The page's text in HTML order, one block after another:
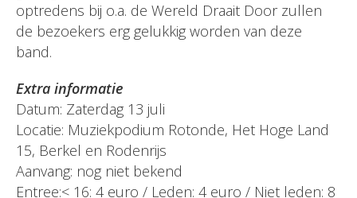
optredens bij o.a. de Wereld Draait Door zullen
de bezoekers erg gelukkig worden van deze
band.
Extra informatie
Datum: Zaterdag 13 juli
Locatie: Muziekpodium Rotonde, Het Hoge Land
15, Berkel en Rodenrijs
Aanvang: nog niet bekend
Entree:< 16: 4 euro / Leden: 4 euro / Niet leden: 8